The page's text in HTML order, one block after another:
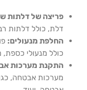
פריצה של דלתות
דלת, כולל דלתות רב
החלפת מנעולים:פורץ
כולל מנעולי כספת,
התקנת מערכות אבטחה:
מערכות אבטחה, כגון